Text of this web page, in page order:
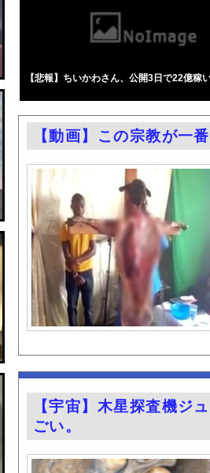
18歳で身長171cmの千葉心羽(みうちゃん)
中国「日本は原爆被害者の立場で同情を
「さりげなく凄いこと言ってない？」と
「怒ったら6秒我慢すれば怒りは収まる」
【速報】江別大学生暴行死 “主犯格”の
エロ漫画『冥婚の花嫁～無限快楽地獄～
中国「大洪水！」三峡ダム「9門開放！
【悲報】ショートスリーパー堀大輔さん
過給なしで420ps。しかもL型エンジン…
職場の人妻と不倫をして、ついに、、、
韓国国会、サッカー前代表監督を追及「な
日本旅行キャンセルすべきか…1万年ぶり
うちのネコが目の前にいた。私が上に物
【衝撃】若い女の子からする「甘い匂い
林佑香アナ ピタパンのお尻くっきりレポ
この前森に行ったらちっちゃいウリボー見
【悲報】韓国人「え待って、何で日本の
成金クソ坊主と葬儀屋が大喜びする葬式
【動画】これはひどい…右折禁止なのに軽
【悲報】ちいかわさん、公開3日で22億稼
更新
【動画】この宗教が一
【宇宙】木星探査機ジ
ごい。